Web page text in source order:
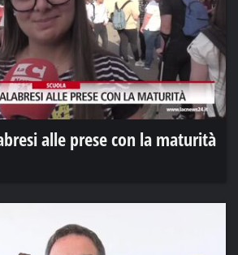
alle prese con la maturità